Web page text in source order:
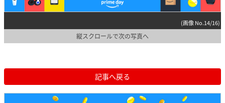
(画像 No.14/16)
縦スクロールで次の写真へ
記事へ戻る